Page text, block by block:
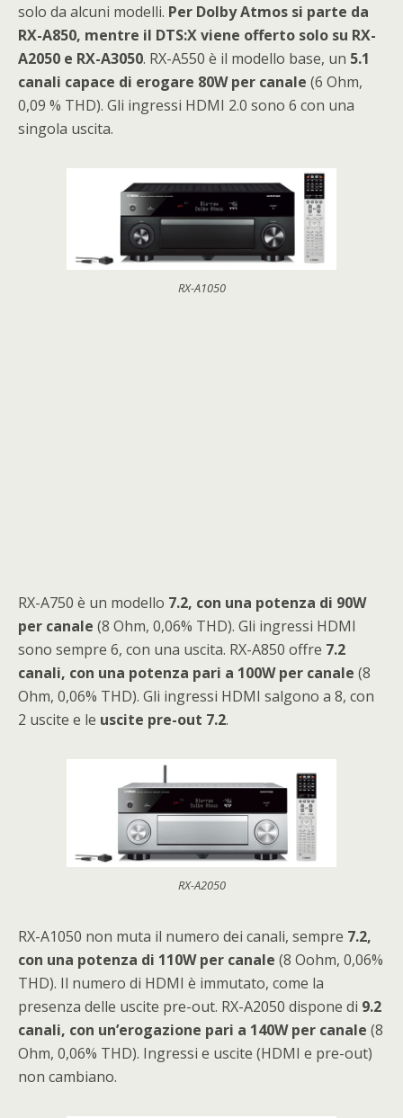
solo da alcuni modelli. Per Dolby Atmos si parte da
RX-A850, mentre il DTS:X viene offerto solo su RX-
A2050 e RX-A3050. RX-A550 è il modello base, un 5.1
canali capace di erogare 80W per canale (6 Ohm,
0,09 % THD). Gli ingressi HDMI 2.0 sono 6 con una
singola uscita.
RX-A1050
RX-A750 è un modello 7.2, con una potenza di 90W
per canale (8 Ohm, 0,06% THD). Gli ingressi HDMI
sono sempre 6, con una uscita. RX-A850 offre 7.2
canali, con una potenza pari a 100W per canale (8
Ohm, 0,06% THD). Gli ingressi HDMI salgono a 8, con
2 uscite e le uscite pre-out 7.2.
RX-A2050
RX-A1050 non muta il numero dei canali, sempre 7.2,
con una potenza di 110W per canale (8 Oohm, 0,06%
THD). Il numero di HDMI è immutato, come la
presenza delle uscite pre-out. RX-A2050 dispone di 9.2
canali, con un’erogazione pari a 140W per canale (8
Ohm, 0,06% THD). Ingressi e uscite (HDMI e pre-out)
non cambiano.